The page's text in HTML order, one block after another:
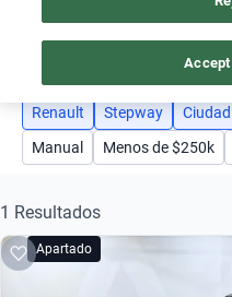
Busca por año
Renault Stepway
Manual
Menos de $250k
1 Resultados
Apartado
Accept